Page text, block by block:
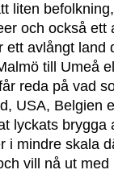
liten
och också ett
ett avlångt land
till Umeå
reda på vad
USA, Belgien
lyckats brygga
i mindre skala
vill nå ut